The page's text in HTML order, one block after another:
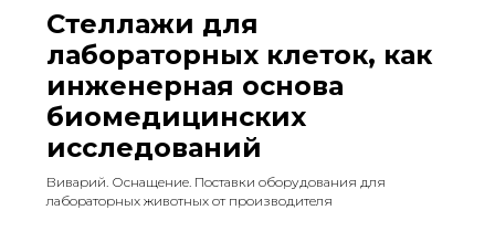
Стеллажи для
лабораторных клеток, как
инженерная основа
биомедицинских
исследований
Виварий. Оснащение. Поставки оборудования для
лабораторных животных от производителя